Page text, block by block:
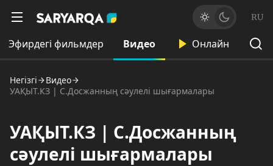
RU
Эфирдегі фильмдер Видео Онлайн
Негізгі
Видео
УАҚЫТ.КЗ | С.Досжанның сәулелі шығармалары
УАҚЫТ.КЗ | С.Досжанның
сәулелі шығармалары